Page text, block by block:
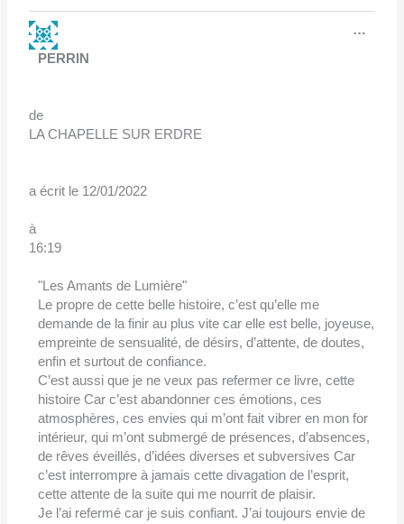
PERRIN
de
LA CHAPELLE SUR ERDRE
a écrit le 12/01/2022
à
16:19
"Les Amants de Lumière"
Le propre de cette belle histoire, c’est qu’elle me
demande de la finir au plus vite car elle est belle, joyeuse,
empreinte de sensualité, de désirs, d’attente, de doutes,
enfin et surtout de confiance.
C’est aussi que je ne veux pas refermer ce livre, cette
histoire Car c’est abandonner ces émotions, ces
atmosphères, ces envies qui m’ont fait vibrer en mon for
intérieur, qui m’ont submergé de présences, d’absences,
de rêves éveillés, d’idées diverses et subversives Car
c’est interrompre à jamais cette divagation de l’esprit,
cette attente de la suite qui me nourrit de plaisir.
Je l’ai refermé car je suis confiant. J’ai toujours envie de
…
cette